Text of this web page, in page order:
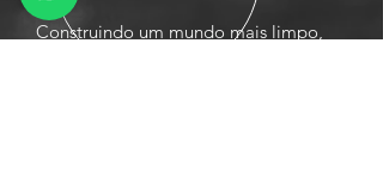
Construindo um mundo mais limpo,